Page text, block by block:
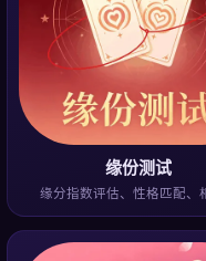
缘份测试
缘分指数评估、性格匹配、